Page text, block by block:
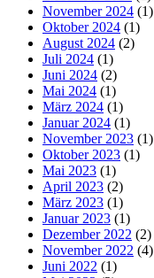
November 2024 (1)
Oktober 2024 (1)
August 2024 (2)
Juli 2024 (1)
Juni 2024 (2)
Mai 2024 (1)
März 2024 (1)
Januar 2024 (1)
November 2023 (1)
Oktober 2023 (1)
Mai 2023 (1)
April 2023 (2)
März 2023 (1)
Januar 2023 (1)
Dezember 2022 (2)
November 2022 (4)
Juni 2022 (1)